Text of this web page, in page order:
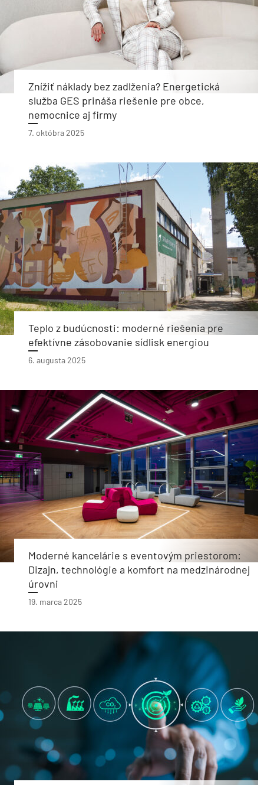
Znížiť náklady bez zadlženia? Energetická
služba GES prináša riešenie pre obce,
nemocnice aj firmy
7. októbra 2025
Teplo z budúcnosti: moderné riešenia pre
efektívne zásobovanie sídlisk energiou
6. augusta 2025
Moderné kancelárie s eventovým priestorom:
Dizajn, technológie a komfort na medzinárodnej
úrovni
19. marca 2025